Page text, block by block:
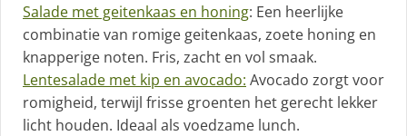
Salade met geitenkaas en honing: Een heerlijke
combinatie van romige geitenkaas, zoete honing en
knapperige noten. Fris, zacht en vol smaak.
Lentesalade met kip en avocado: Avocado zorgt voor
romigheid, terwijl frisse groenten het gerecht lekker
licht houden. Ideaal als voedzame lunch.